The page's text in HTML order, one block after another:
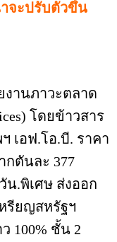
100% ชั้น 2
ดลงจากกระสอบ
น.พิเศษ ณ
กระสอบละ 950
ทรงตัว